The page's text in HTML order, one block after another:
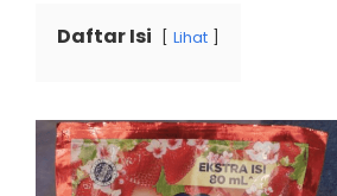
Daftar Isi Lihat